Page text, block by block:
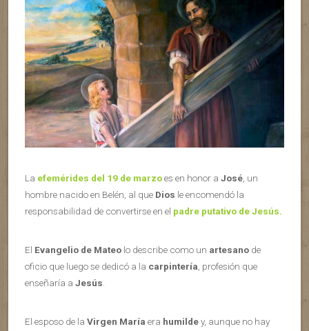
La efemérides del 19 de marzoes en honor a José , un
hombre nacido en Belén, al que Dios le encomendó la
responsabilidad de convertirse en el padre putativo de Jesús.
El Evangelio de Mateo lo describe como un artesano de
oficio que luego se dedicó a la carpintería , profesión que
enseñaría a Jesús
El esposo de la Virgen María era humildey, aunque no hay